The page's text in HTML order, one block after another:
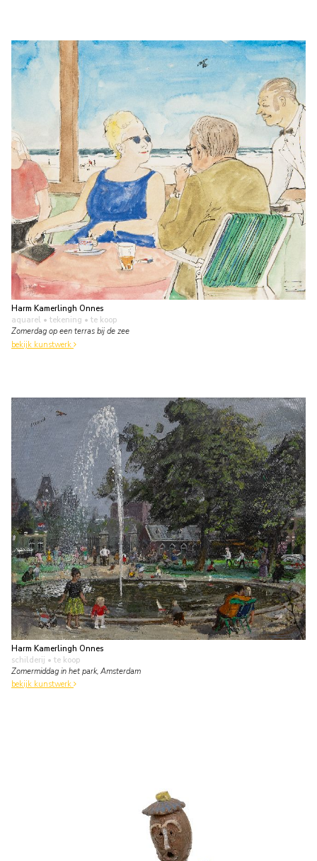
Harm Kamerlingh Onnes
aquarel • tekening • te koop
Zomerdag op een terras bij de zee
bekijk kunstwerk
Harm Kamerlingh Onnes
schilderij • te koop
Zomermiddag in het park, Amsterdam
bekijk kunstwerk